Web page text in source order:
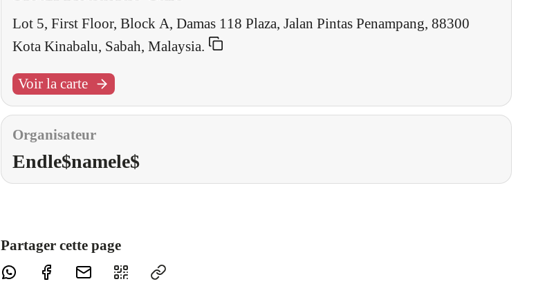
Lot 5, First Floor, Block A, Damas 118 Plaza, Jalan Pintas Penampang, 88300
Kota Kinabalu, Sabah, Malaysia.
Voir la carte
Organisateur
Endle$namele$
Partager cette page